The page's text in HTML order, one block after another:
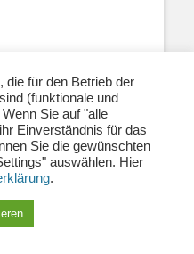
|Facebook
Impressum
. Alle Rechte vorbehalten.
Themes
die für den Betrieb der
(funktionale und
Sie auf "alle
Einverständnis für das
Sie die gewünschten
auswählen. Hier
.